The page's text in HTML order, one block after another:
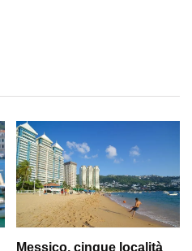
Messico, cinque località